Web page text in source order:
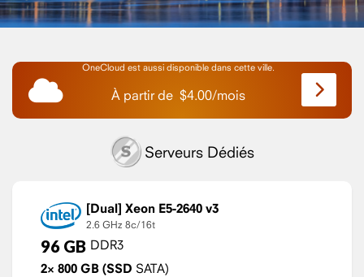
OneCloud est aussi disponible dans cette ville.
À partir de $4.00/mois
Serveurs Dédiés
Xeon E5-2640 v3
2.6 GHz 8c/16t
96 GB DDR3
2× 800 GB (SSD SATA)